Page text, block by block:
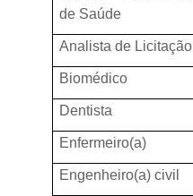
de Saúde
Analista de Licitação
Biomédico
Dentista
Enfermeiro(a)
Engenheiro(a) civil